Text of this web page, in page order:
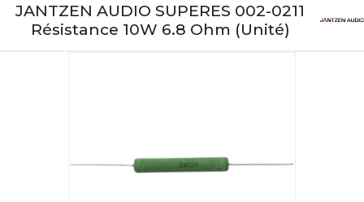
JANTZEN AUDIO SUPERES 002-0211
Résistance 10W 6.8 Ohm (Unité)